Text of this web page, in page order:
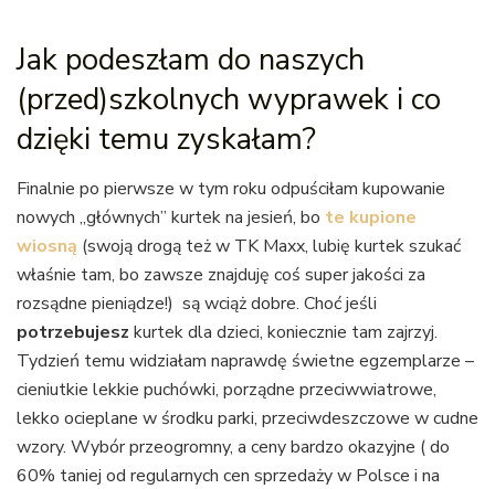
Jak podeszłam do naszych
(przed)szkolnych wyprawek i co
dzięki temu zyskałam?
Finalnie po pierwsze w tym roku odpuściłam kupowanie
nowych „głównych” kurtek na jesień, bo te kupione
wiosną (swoją drogą też w TK Maxx, lubię kurtek szukać
właśnie tam, bo zawsze znajduję coś super jakości za
rozsądne pieniądze!) są wciąż dobre. Choć jeśli
potrzebujesz kurtek dla dzieci, koniecznie tam zajrzyj.
Tydzień temu widziałam naprawdę świetne egzemplarze –
cieniutkie lekkie puchówki, porządne przeciwwiatrowe,
lekko ocieplane w środku parki, przeciwdeszczowe w cudne
wzory. Wybór przeogromny, a ceny bardzo okazyjne ( do
60% taniej od regularnych cen sprzedaży w Polsce i na